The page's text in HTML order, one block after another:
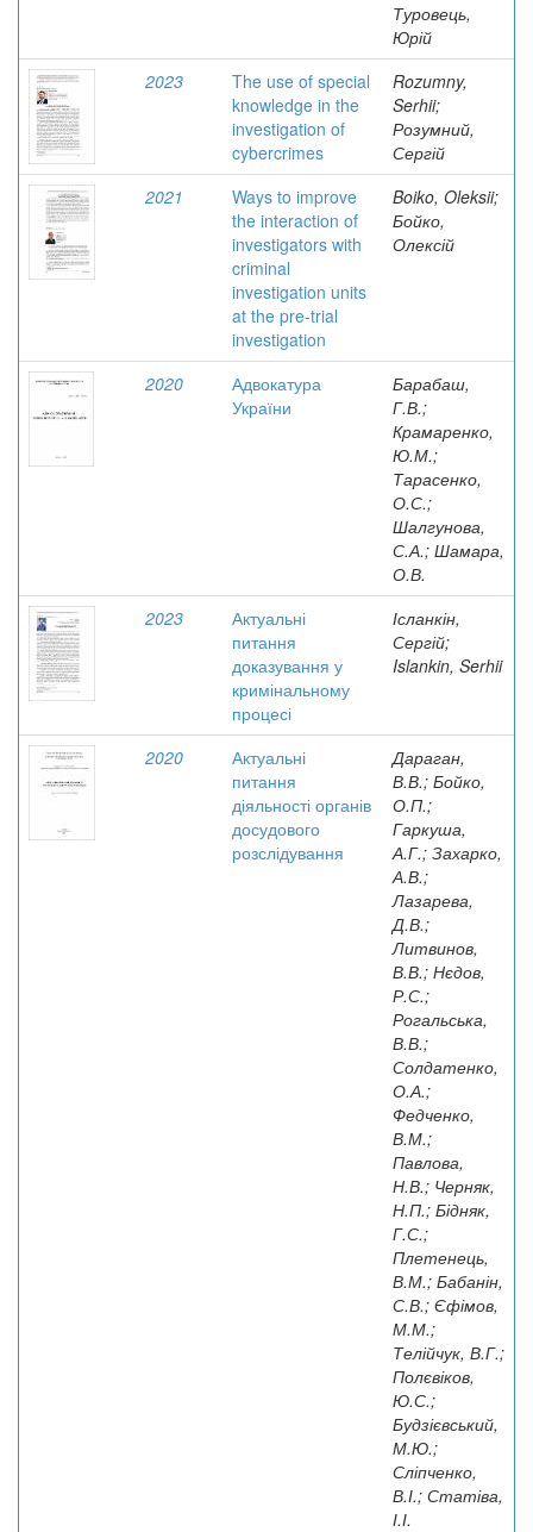
Туровець,
Юрій
2023
The use of special
knowledge in the
investigation of
cybercrimes
Rozumny,
Serhii;
Розумний,
Сергій
2021
Ways to improve
the interaction of
investigators with
criminal
investigation units
at the pre-trial
investigation
Boiko, Oleksii;
Бойко,
Олексій
2020
Адвокатура
України
Барабаш,
Г.В.;
Крамаренко,
Ю.М.;
Тарасенко,
О.С.;
Шалгунова,
С.А.; Шамара,
О.В.
2023
Актуальні
питання
доказування у
кримінальному
процесі
Ісланкін,
Сергій;
Islankin, Serhii
2020
Актуальні
питання
діяльності органів
досудового
розслідування
Дараган,
В.В.; Бойко,
О.П.;
Гаркуша,
А.Г.; Захарко,
А.В.;
Лазарева,
Д.В.;
Литвинов,
В.В.; Нєдов,
Р.С.;
Рогальська,
В.В.;
Солдатенко,
О.А.;
Федченко,
В.М.;
Павлова,
Н.В.; Черняк,
Н.П.; Бідняк,
Г.С.;
Плетенець,
В.М.; Бабанін,
С.В.; Єфімов,
М.М.;
Телійчук, В.Г.;
Полєвіков,
Ю.С.;
Будзієвський,
М.Ю.;
Сліпченко,
В.І.; Статіва,
І.І.